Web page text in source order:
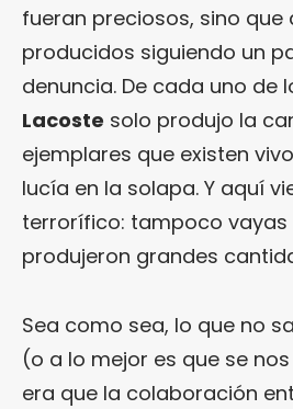
fueran preciosos, sino
producidos siguiendo un
denuncia. De cada uno de
Lacoste solo produjo la
ejemplares que existen
lucía en la solapa. Y aquí
terrorífico: tampoco vayas
produjeron grandes
Sea como sea, lo que no
(o a lo mejor es que se
era que la colaboración